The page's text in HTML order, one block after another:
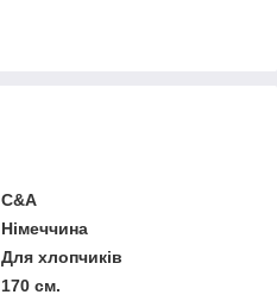
C&A
Німеччина
Для хлопчиків
170 см.